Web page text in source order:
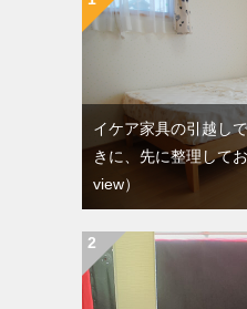
イケア家具の引越し
きに、先に整理して
view）